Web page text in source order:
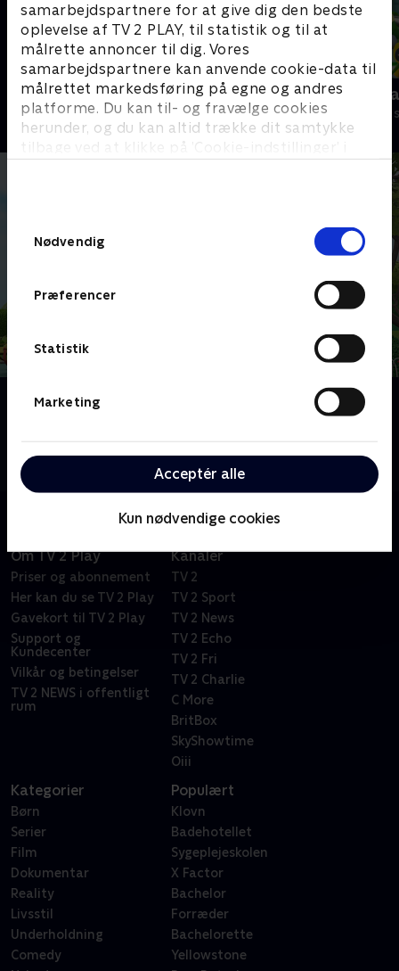
samarbejdspartnere for at give dig den bedste
oplevelse af TV 2 PLAY, til statistik og til at
målrette annoncer til dig. Vores
samarbejdspartnere kan anvende cookie-data til
målrettet markedsføring på egne og andres
platforme. Du kan til- og fravælge cookies
herunder, og du kan altid trække dit samtykke
tilbage ved at klikke på ’Cookie-indstillinger’ i
Nødvendig
Præferencer
Statistik
Marketing
Acceptér alle
Kun nødvendige cookies
Gurli Gris
Børneserier • 4 sæsoner
Geckos
Børneserier • 2
Om Bing
Flopp parat til at svare på spørgsmål.
Om TV 2 Play
Priser og abonnement
Her kan du se TV 2 Play
Gavekort til TV 2 Play
Support og
Kundecenter
Vilkår og betingelser
TV 2 NEWS i offentligt
rum
Kanaler
TV 2
TV 2 Sport
TV 2 News
TV 2 Echo
TV 2 Fri
TV 2 Charlie
C More
BritBox
SkyShowtime
Oiii
Kategorier
Børn
Serier
Film
Dokumentar
Reality
Livsstil
Underholdning
Comedy
Populært
Klovn
Badehotellet
Sygeplejeskolen
X Factor
Bachelor
Forræder
Bachelorette
Yellowstone